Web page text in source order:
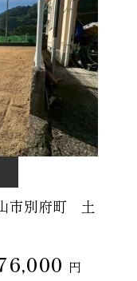
市別府町 土
円